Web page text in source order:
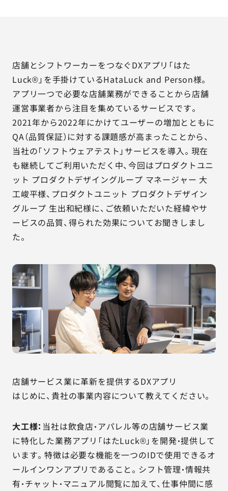
店舗とシフトワーカーをつなぐDXアプリ「はた
Luck®」を手掛けているHataLuck and Person様。
アプリ一つで必要な店舗業務ができることから店舗
運営事業者から注目を集めているサービスです。
2021年から2022年にかけてユーザーの増加とともに
QA（品質保証）に対する課題感が高まったことから、
当社の「ソフトウェアテスト」サービスを導入。現在
も継続してご利用いただく中、今回はプロダクトユニ
ット プロダクトデザイングループ マネージャー 大
工峻平様、プロダクトユニット プロダクトデザイン
グループ 生出和紀様に、ご依頼いただいた経緯やサ
ービスの品質、得られた効果についてお聞きしまし
た。
店舗サービス業に革新を提供するDXアプリ
はじめに、貴社の事業内容について教えてください。
大工様： 当社は飲食店・アパレル等の店舗サービス業
に特化した業務アプリ「はたLuck®」を開発・提供して
います。特徴は必要な機能を一つのIDで使用できるオ
ールインワンアプリであること。シフト管理・情報共
有・チャット・マニュアル閲覧に加えて、仕事仲間に感